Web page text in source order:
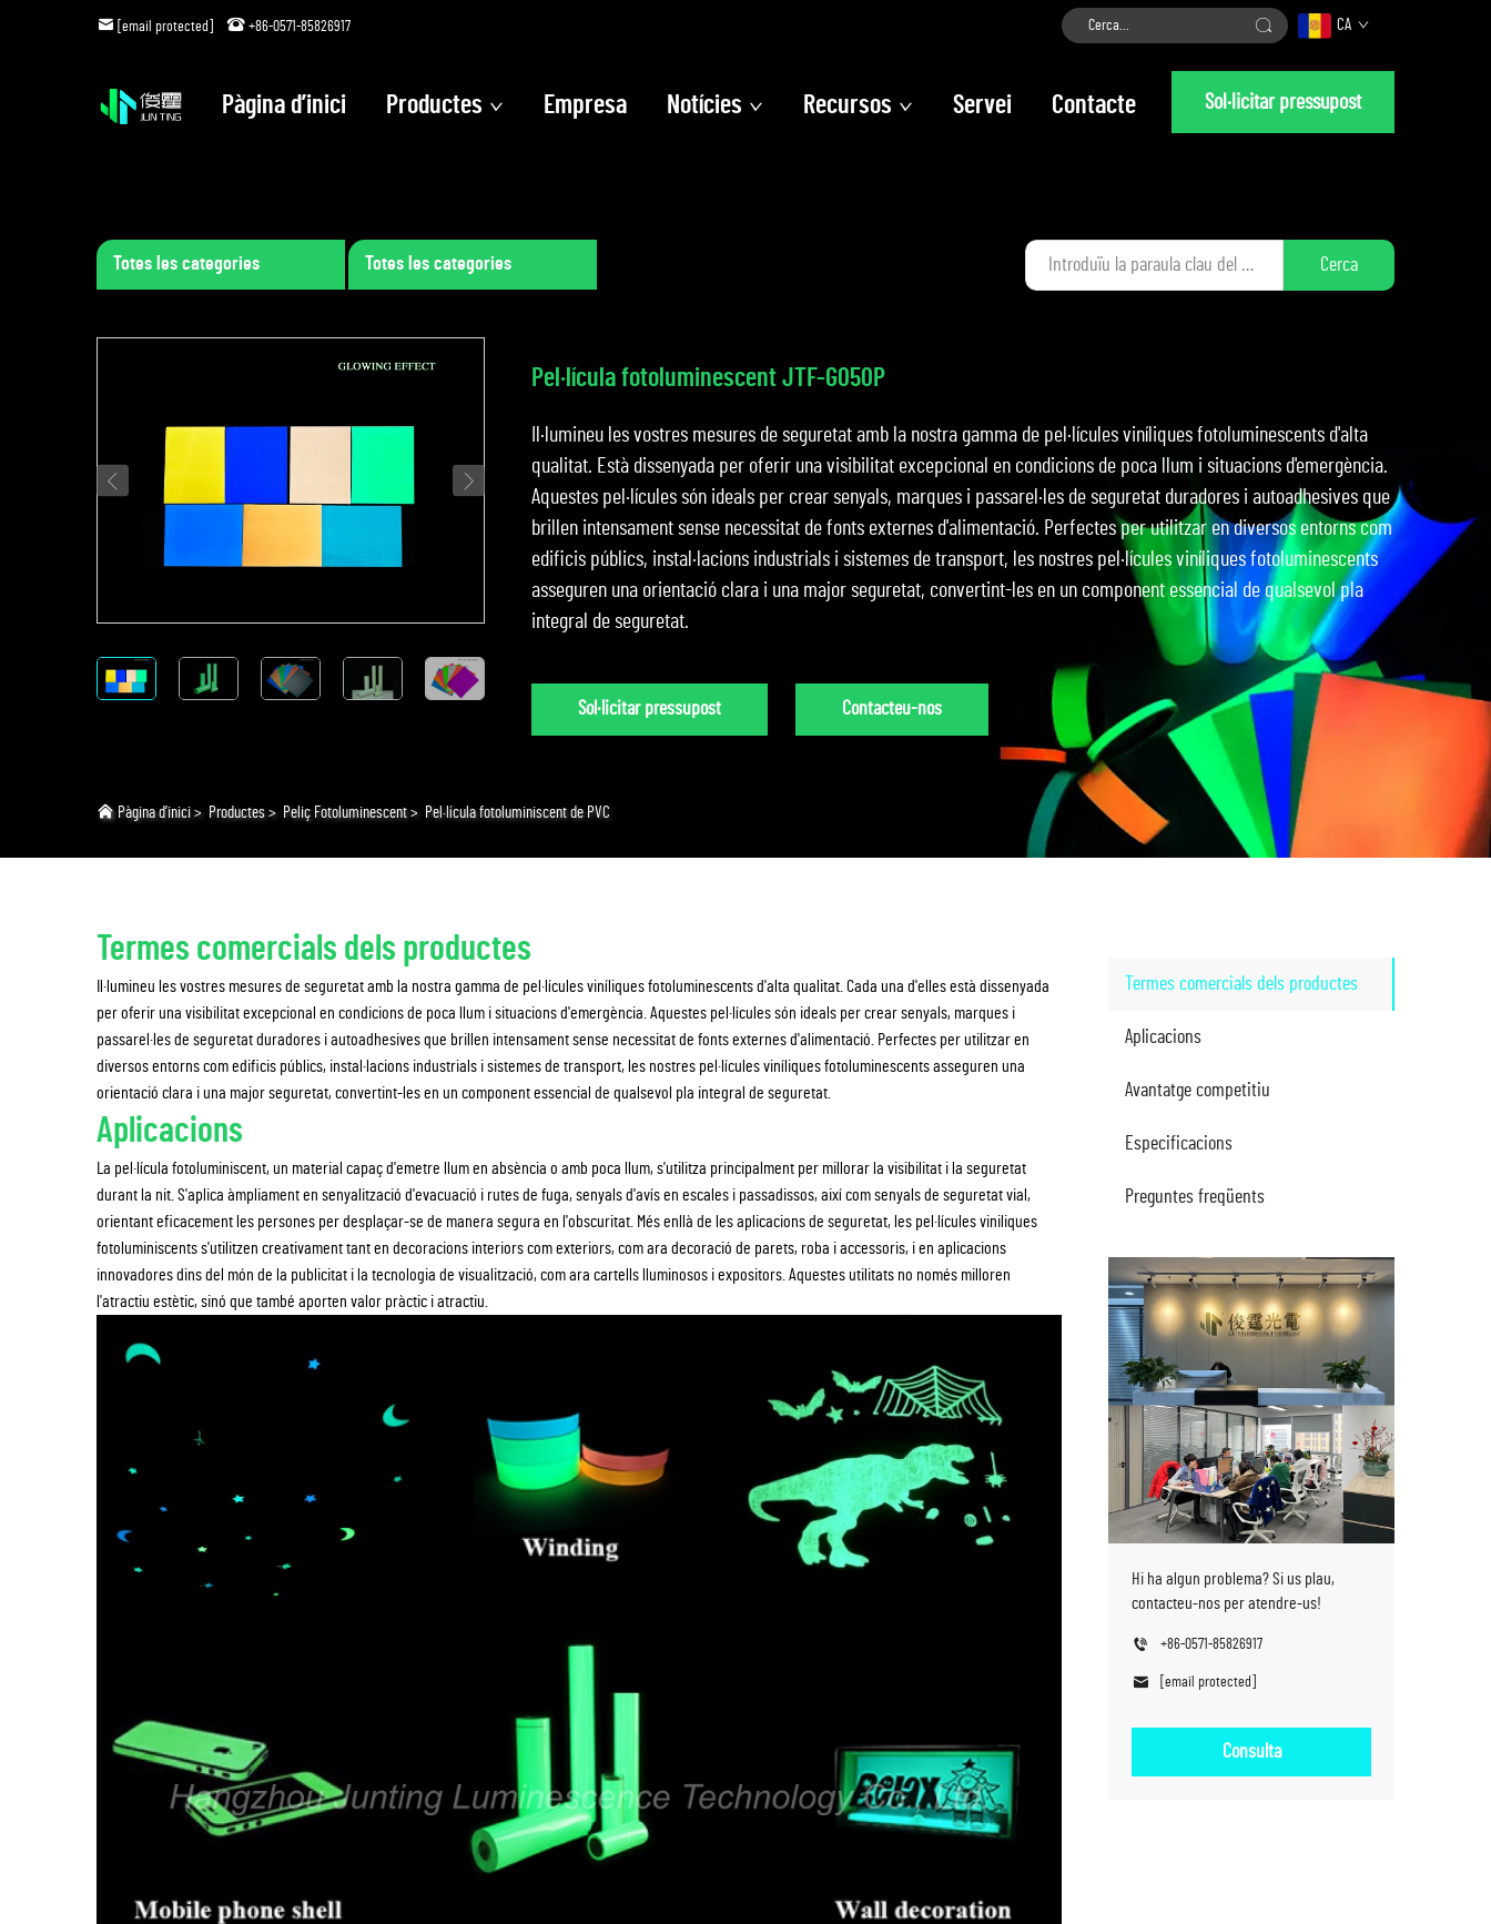
[email protected] +86-0571-85826917 CA
Pàgina d’inici Productes Empresa Notícies Recursos Servei Contacte Sol·licitar pressupost
Totes les categories Totes les categories Cerca
Pel·lícula fotoluminescent JTF-G050P
Il·lumineu les vostres mesures de seguretat amb la nostra gamma de pel·lícules viníliques fotoluminescents d'alta
qualitat. Està dissenyada per oferir una visibilitat excepcional en condicions de poca llum i situacions d'emergència.
Aquestes pel·lícules són ideals per crear senyals, marques i passarel·les de seguretat duradores i autoadhesives que
brillen intensament sense necessitat de fonts externes d'alimentació. Perfectes per utilitzar en diversos entorns com
edificis públics, instal·lacions industrials i sistemes de transport, les nostres pel·lícules viníliques fotoluminescents
asseguren una orientació clara i una major seguretat, convertint-les en un component essencial de qualsevol pla
integral de seguretat.
Sol·licitar pressupost Contacteu-nos
Pàgina d’inici > Productes > Peliç Fotoluminescent > Pel·lícula fotoluminiscent de PVC
Termes comercials dels productes
Aplicacions
Avantatge competitiu
Especificacions
Preguntes freqüents
Hi ha algun problema? Si us plau,
contacteu-nos per atendre-us!
+86-0571-85826917
[email protected]
Consulta
Termes comercials dels productes
Il·lumineu les vostres mesures de seguretat amb la nostra gamma de pel·lícules viníliques fotoluminescents d'alta qualitat. Cada una d'elles està dissenyada
per oferir una visibilitat excepcional en condicions de poca llum i situacions d'emergència. Aquestes pel·lícules són ideals per crear senyals, marques i
passarel·les de seguretat duradores i autoadhesives que brillen intensament sense necessitat de fonts externes d'alimentació. Perfectes per utilitzar en
diversos entorns com edificis públics, instal·lacions industrials i sistemes de transport, les nostres pel·lícules viníliques fotoluminescents asseguren una
orientació clara i una major seguretat, convertint-les en un component essencial de qualsevol pla integral de seguretat.
Aplicacions
La pel·lícula fotoluminiscent, un material capaç d'emetre llum en absència o amb poca llum, s'utilitza principalment per millorar la visibilitat i la seguretat
durant la nit. S'aplica àmpliament en senyalització d'evacuació i rutes de fuga, senyals d'avís en escales i passadissos, així com senyals de seguretat vial,
orientant eficacement les persones per desplaçar-se de manera segura en l'obscuritat. Més enllà de les aplicacions de seguretat, les pel·lícules viniliques
fotoluminiscents s'utilitzen creativament tant en decoracions interiors com exteriors, com ara decoració de parets, roba i accessoris, i en aplicacions
innovadores dins del món de la publicitat i la tecnologia de visualització, com ara cartells lluminosos i expositors. Aquestes utilitats no només milloren
l'atractiu estètic, sinó que també aporten valor pràctic i atractiu.